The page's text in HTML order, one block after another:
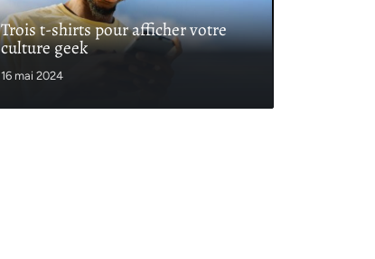
Trois t-shirts pour afficher votre
culture geek
16 mai 2024